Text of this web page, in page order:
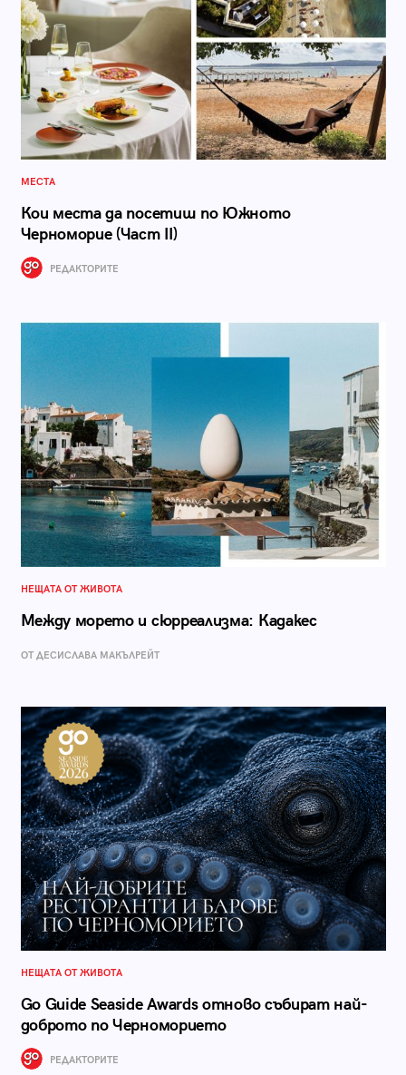
МЕСТА
Кои места да посетиш по Южното
Черноморие (Част II)
РЕДАКТОРИТЕ
НЕЩАТА ОТ ЖИВОТА
Между морето и сюрреализма: Кадакес
ОТ ДЕСИСЛАВА МАКЪЛРЕЙТ
НЕЩАТА ОТ ЖИВОТА
Go Guide Seaside Awards отново събират най-
доброто по Черноморието
РЕДАКТОРИТЕ